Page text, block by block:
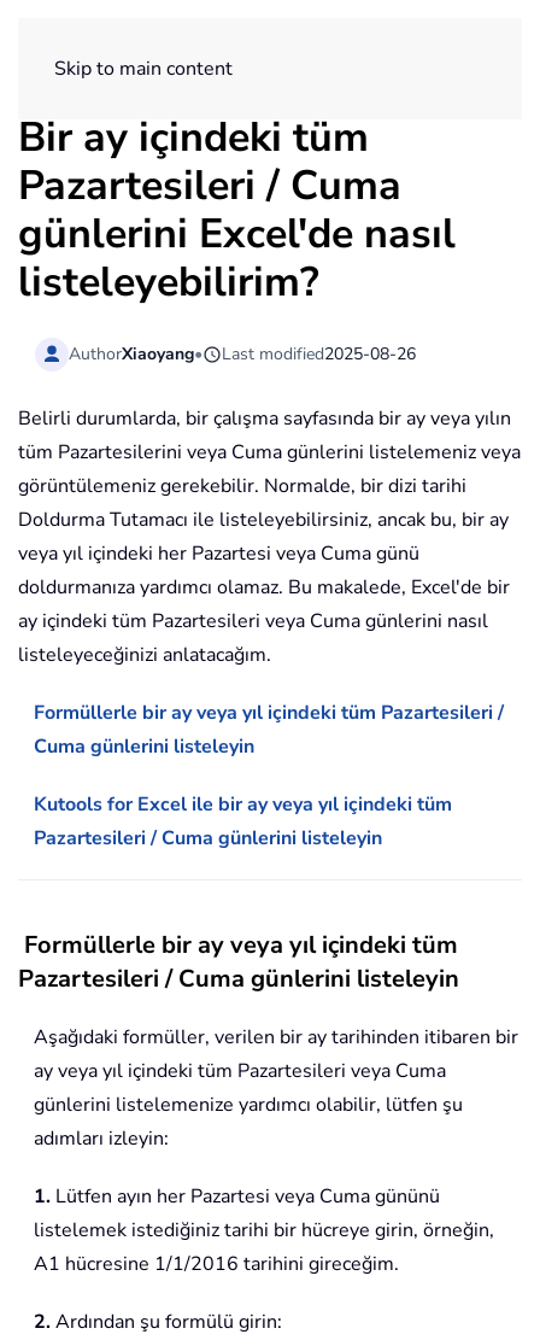
Skip to main content
Bir ay içindeki tüm
Pazartesileri / Cuma
günlerini Excel'de nasıl
listeleyebilirim?
AuthorXiaoyang• Last modified2025-08-26
Belirli durumlarda, bir çalışma sayfasında bir ay veya yılın
tüm Pazartesilerini veya Cuma günlerini listelemeniz veya
görüntülemeniz gerekebilir. Normalde, bir dizi tarihi
Doldurma Tutamacı ile listeleyebilirsiniz, ancak bu, bir ay
veya yıl içindeki her Pazartesi veya Cuma günü
doldurmanıza yardımcı olamaz. Bu makalede, Excel'de bir
ay içindeki tüm Pazartesileri veya Cuma günlerini nasıl
listeleyeceğinizi anlatacağım.
Formüllerle bir ay veya yıl içindeki tüm Pazartesileri /
Cuma günlerini listeleyin
Kutools for Excel ile bir ay veya yıl içindeki tüm
Pazartesileri / Cuma günlerini listeleyin
Formüllerle bir ay veya yıl içindeki tüm
Pazartesileri / Cuma günlerini listeleyin
Aşağıdaki formüller, verilen bir ay tarihinden itibaren bir
ay veya yıl içindeki tüm Pazartesileri veya Cuma
günlerini listelemenize yardımcı olabilir, lütfen şu
adımları izleyin:
1. Lütfen ayın her Pazartesi veya Cuma gününü
listelemek istediğiniz tarihi bir hücreye girin, örneğin,
A1 hücresine 1/1/2016 tarihini gireceğim.
2.Ardından şu formülü girin: